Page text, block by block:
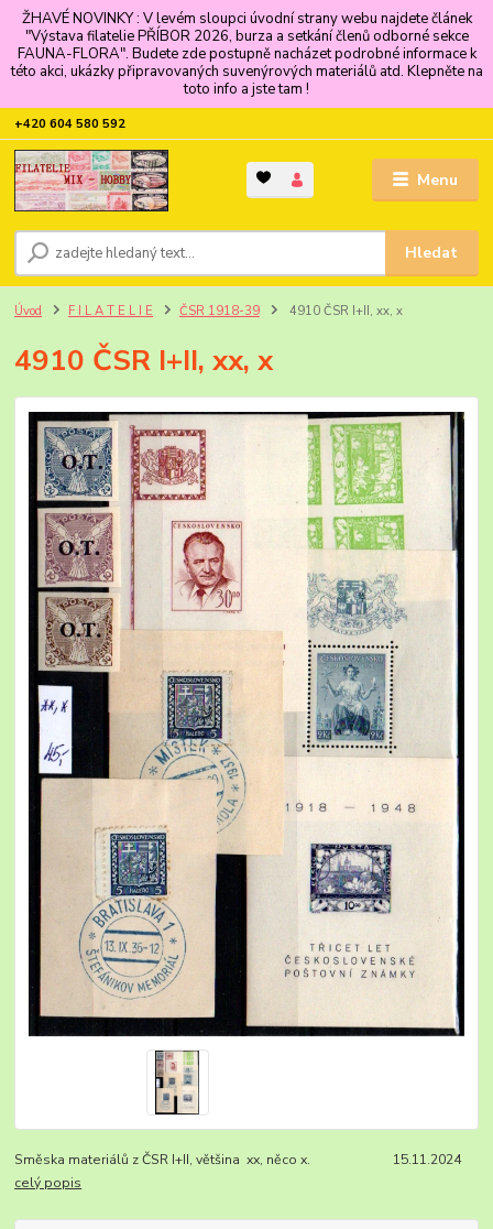
ŽHAVÉ NOVINKY : V levém sloupci úvodní strany webu najdete článek
"Výstava filatelie PŘÍBOR 2026, burza a setkání členů odborné sekce
FAUNA-FLORA". Budete zde postupně nacházet podrobné informace k
této akci, ukázky připravovaných suvenýrových materiálů atd. Klepněte na
toto info a jste tam !
Menu
Hledat
+420 604 580 592
Úvod F I L A T E L I E ČSR 1918-39 4910 ČSR I+II, xx, x
4910 ČSR I+II, xx, x
Směska materiálů z ČSR I+II, většina xx, něco x. 15.11.2024
celý popis